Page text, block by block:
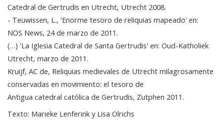
Catedral de Gertrudis en Utrecht, Utrecht 2008.
- Teuwissen, L., 'Enorme tesoro de reliquias mapeado' en:
NOS News, 24 de marzo de 2011.
(…) 'La Iglesia Catedral de Santa Gertrudis' en: Oud-Katholiek
Utrecht, marzo de 2011.
Kruijf, AC de, Reliquias medievales de Utrecht milagrosamente
conservadas en movimiento: el tesoro de
Antigua catedral católica de Gertrudis, Zutphen 2011.
Texto: Marieke Lenferink y Lisa Olrichs